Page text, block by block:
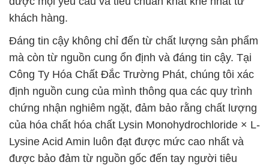
khách hàng.
Đáng tin cậy không chỉ đến từ chất lượng sản phẩm
mà còn từ nguồn cung ổn định và đáng tin cậy. Tại
Công Ty Hóa Chất Đắc Trường Phát, chúng tôi xác
định nguồn cung của mình thông qua các quy trình
chứng nhận nghiêm ngặt, đảm bảo rằng chất lượng
của hóa chất hóa chất Lysin Monohydrochloride × L-
Lysine Acid Amin luôn đạt được mức cao nhất và
được bảo đảm từ nguồn gốc đến tay người tiêu